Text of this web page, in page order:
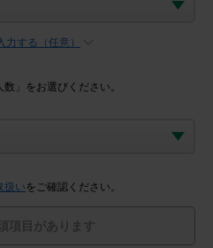
する（任意）
」をお選びください。
扱い をご確認ください。
項目があります